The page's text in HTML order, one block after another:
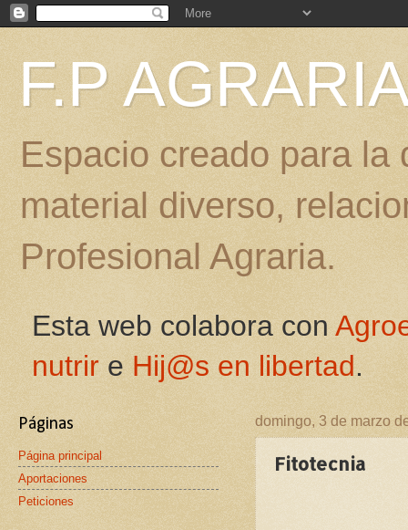
F.P
Espacio creado para
material diverso,
Profesional Agraria.
Esta web colabora con
nutrir e Hij@s en libertad.
domingo, 3 de marzo
Fitotecnia
Páginas
Página principal
Aportaciones
Peticiones